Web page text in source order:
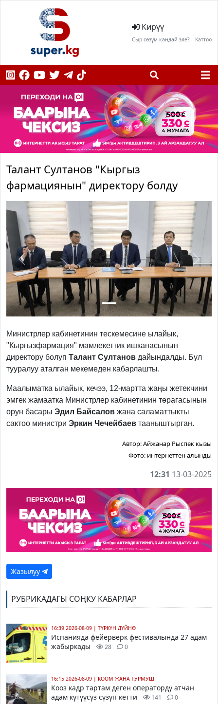
Кирүү
Сыр сөзүм кандай эле? Каттоо
Талант Султанов "Кыргыз
фармациянын" директору болду
Previous Next
Министрлер кабинетинин тескемесине ылайык,
"Кыргызфармация" мамлекеттик ишканасынын
директору болуп Талант Султанов дайындалды. Бул
тууралуу аталган мекемеден кабарлашты.
Маалыматка ылайык, кечээ, 12-мартта жаңы жетекчини
эмгек жамаатка Министрлер кабинетинин төрагасынын
орун басары Эдил Байсалов жана саламаттыкты
сактоо министри Эркин Чечейбаев тааныштырган.
Автор:Айжанар Рыспек кызы
Фото: интернеттен алынды
12:31 13-03-2025
Жазылуу
РУБРИКАДАГЫ СОҢКУ КАБАРЛАР
16:39 2026-08-09 | ТҮРКҮН ДҮЙНӨ
Испанияда фейерверк фестивалында 27 адам
жабыркады
28 0
16:15 2026-08-09 | КООМ ЖАНА ТУРМУШ
Кооз кадр тартам деген операторду атчан
адам күтүүсүз сүзүп кетти
141 0